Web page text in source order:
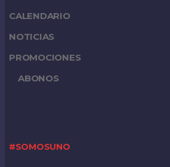
CALENDARIO
NOTICIAS
PROMOCIONES
ABONOS
#SOMOSUNO